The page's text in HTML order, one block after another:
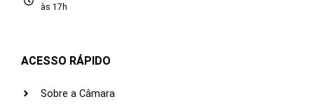
às 17h
ACESSO RÁPIDO
Sobre a Câmara